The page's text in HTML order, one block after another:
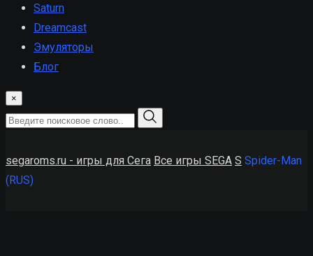
Saturn
Dreamcast
Эмуляторы
Блог
×
segaroms.ru - игры для Сега Все игры SEGA S Spider-Man
(RUS)